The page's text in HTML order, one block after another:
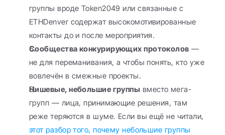
группы вроде Token2049 или связанные с
ETHDenver содержат высокомотивированные
контакты до и после мероприятия.
Сообщества конкурирующих протоколов —
не для переманивания, а чтобы понять, кто уже
вовлечён в смежные проекты.
Нишевые, небольшие группы вместо мега-
групп — лица, принимающие решения, там
этот разбор того, почему небольшие группы